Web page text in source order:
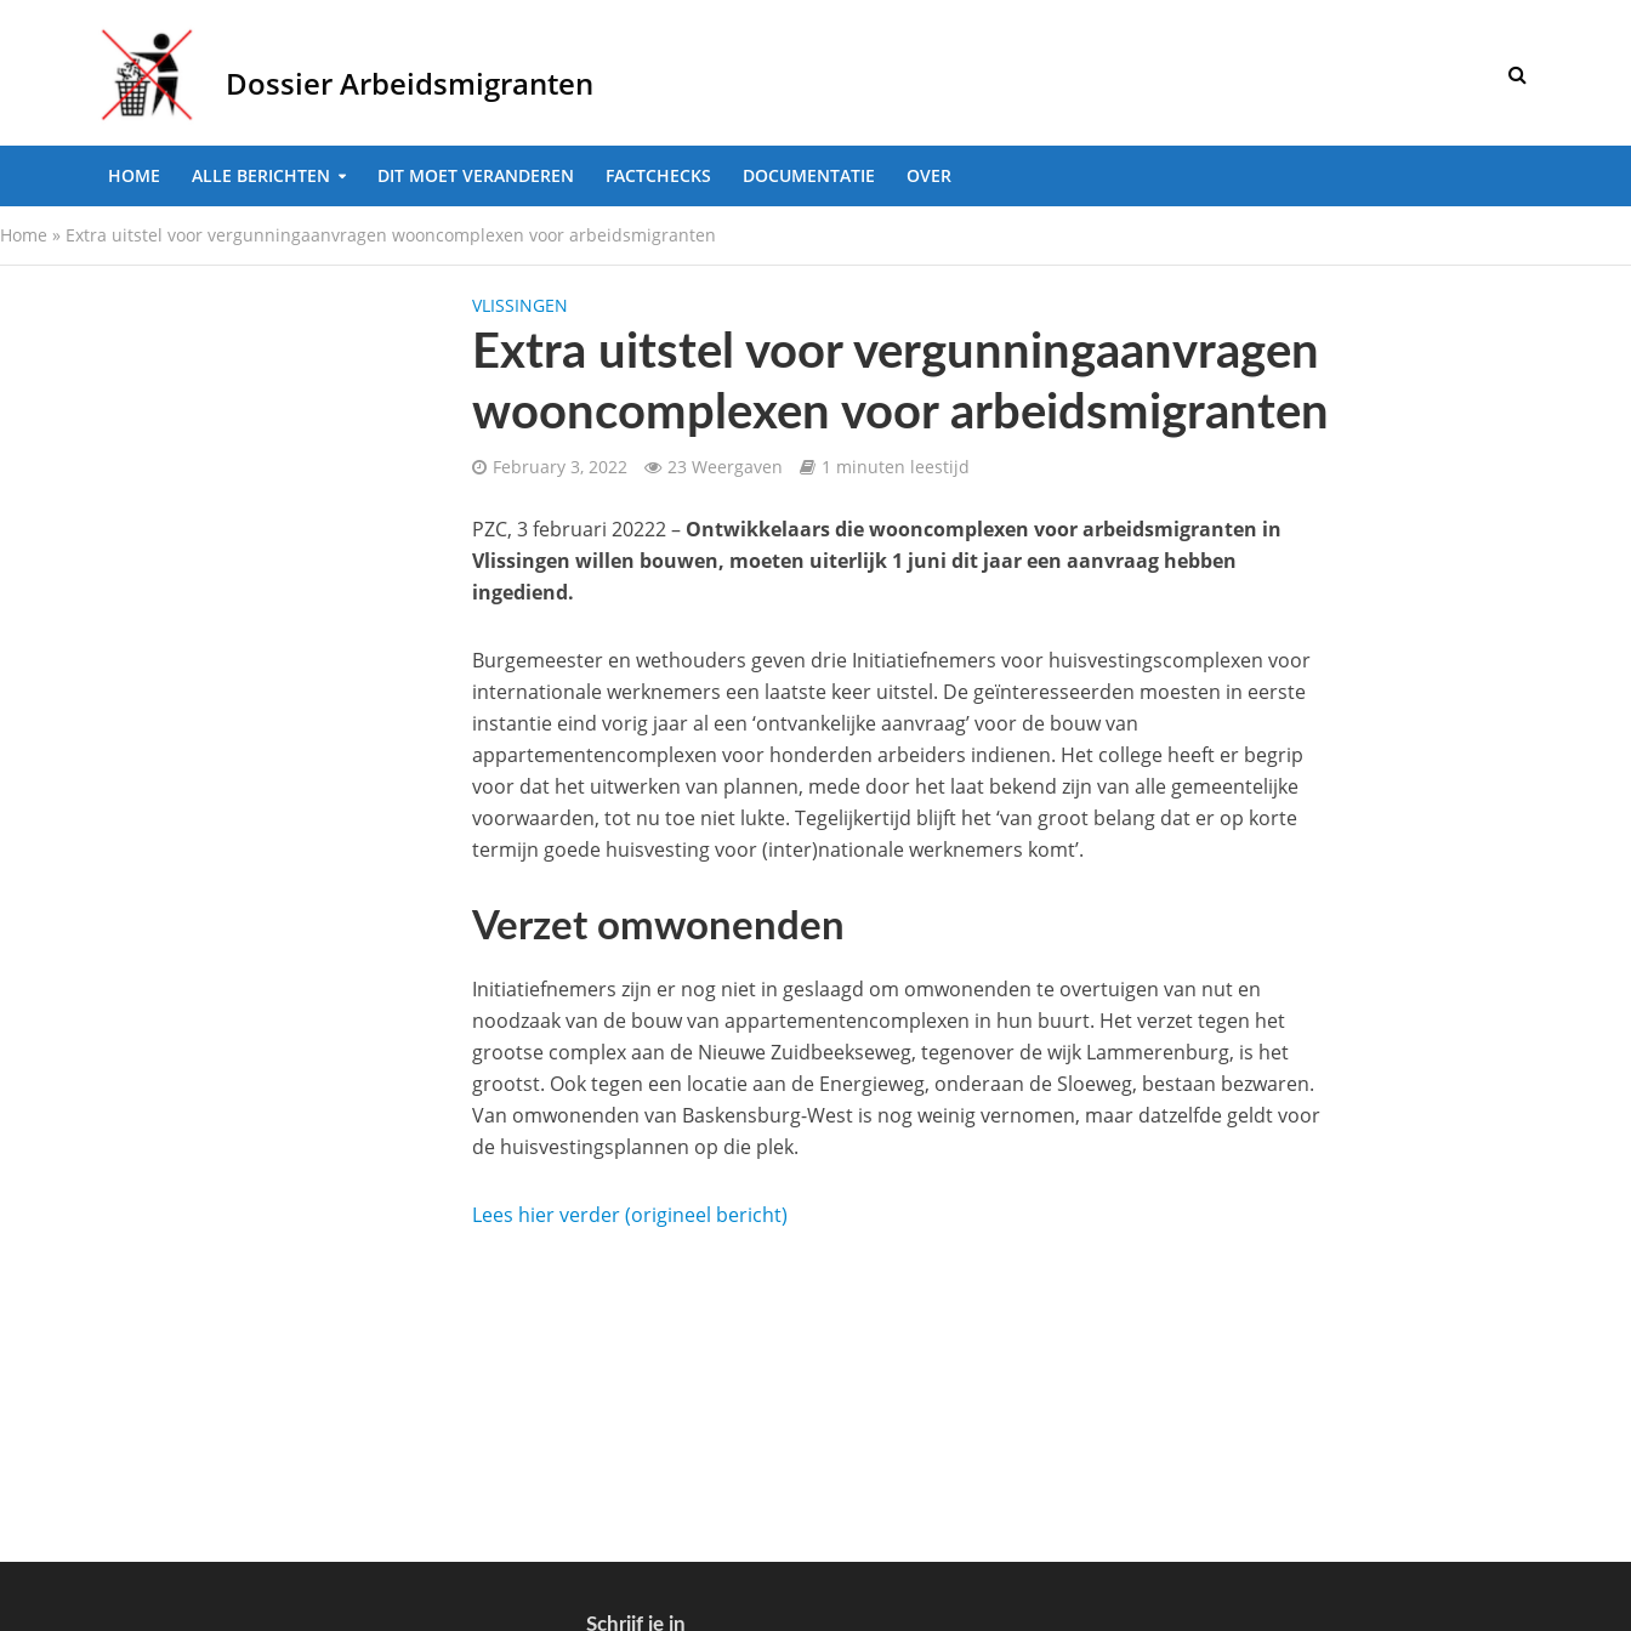
Dossier Arbeidsmigranten
HOME ALLE BERICHTEN DIT MOET VERANDEREN FACTCHECKS DOCUMENTATIE OVER
Home » Extra uitstel voor vergunningaanvragen wooncomplexen voor arbeidsmigranten
VLISSINGEN
Extra uitstel voor vergunningaanvragen
wooncomplexen voor arbeidsmigranten
February 3, 2022 23 Weergaven 1 minuten leestijd
PZC, 3 februari 20222 – Ontwikkelaars die wooncomplexen voor arbeidsmigranten in
Vlissingen willen bouwen, moeten uiterlijk 1 juni dit jaar een aanvraag hebben
ingediend.
Burgemeester en wethouders geven drie Initiatiefnemers voor huisvestingscomplexen voor
internationale werknemers een laatste keer uitstel. De geïnteresseerden moesten in eerste
instantie eind vorig jaar al een ‘ontvankelijke aanvraag’ voor de bouw van
appartementencomplexen voor honderden arbeiders indienen. Het college heeft er begrip
voor dat het uitwerken van plannen, mede door het laat bekend zijn van alle gemeentelijke
voorwaarden, tot nu toe niet lukte. Tegelijkertijd blijft het ‘van groot belang dat er op korte
termijn goede huisvesting voor (inter)nationale werknemers komt’.
Verzet omwonenden
Initiatiefnemers zijn er nog niet in geslaagd om omwonenden te overtuigen van nut en
noodzaak van de bouw van appartementencomplexen in hun buurt. Het verzet tegen het
grootse complex aan de Nieuwe Zuidbeekseweg, tegenover de wijk Lammerenburg, is het
grootst. Ook tegen een locatie aan de Energieweg, onderaan de Sloeweg, bestaan bezwaren.
Van omwonenden van Baskensburg-West is nog weinig vernomen, maar datzelfde geldt voor
de huisvestingsplannen op die plek.
Lees hier verder (origineel bericht)
Schrijf je in